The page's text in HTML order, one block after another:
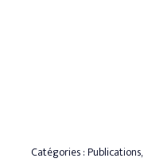
Catégories :Publications,